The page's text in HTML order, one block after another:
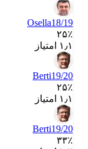
Osella18/19
۲۵٪
Berti19/20
۲۵٪
Berti19/20
۳۳٪